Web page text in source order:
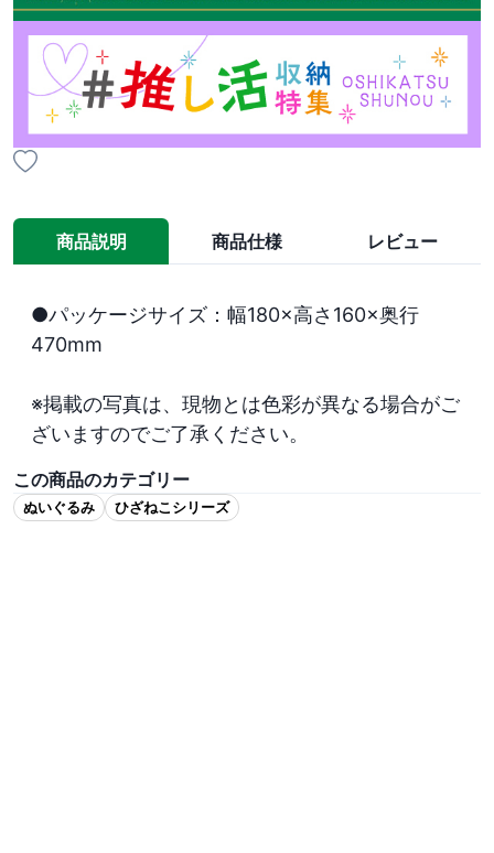
商品説明 商品仕様 レビュー
●パッケージサイズ：幅180×高さ160×奥行
470mm
※掲載の写真は、現物とは色彩が異なる場合がご
ざいますのでご了承ください。
この商品のカテゴリー
ぬいぐるみ ひざねこシリーズ